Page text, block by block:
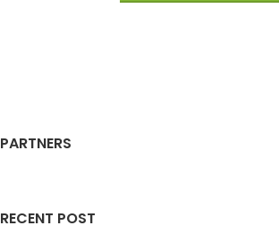
PARTNERS
RECENT POST